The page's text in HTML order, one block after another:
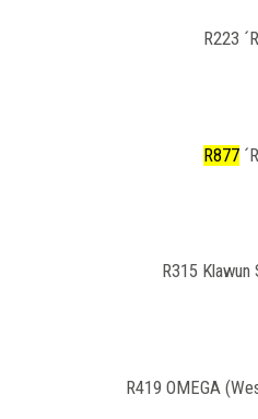
R223
R877
R315 Klawun
R419 OMEGA